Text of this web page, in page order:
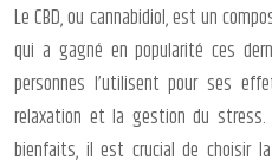
Le CBD, ou cannabidiol, est un
qui a gagné en popularité ces
personnes l’utilisent pour ses
relaxation et la gestion du
bienfaits, il est crucial de choisir